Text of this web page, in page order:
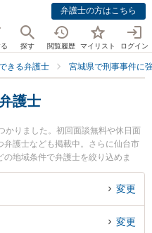
弁護士の方はこちら
探す 閲覧履歴 マイリスト ログイン
きる弁護士 宮城県で刑事事件に
護士
かりました。初回面談無料や休日面
護士なども掲載中。さらに仙台市
地域条件で弁護士を絞り込めま
、再犯・前科あり等の細かな分野
榴岡法律事務所の小澤 宏大弁護士
日や夜間に発生した刑事裁判のト
変更
変更